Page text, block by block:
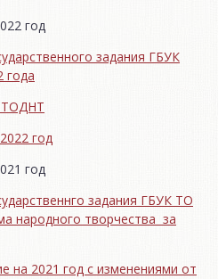
год
задания ГБУК
года
год
год
задания ГБУК ТО
народного творчества за
на 2021 год с изменениями от